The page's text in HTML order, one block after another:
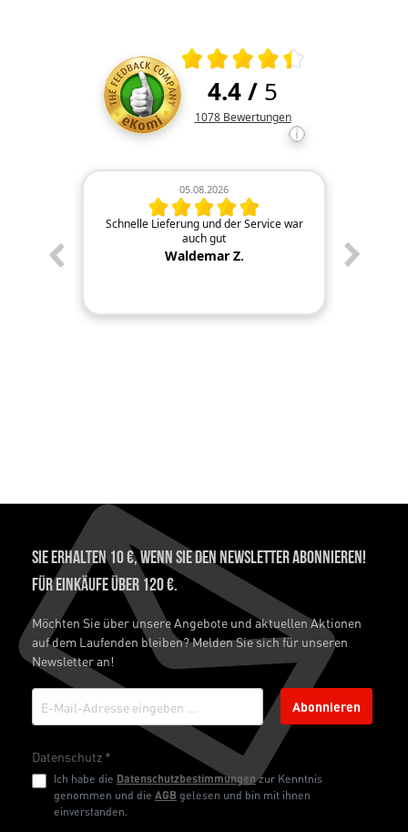
Kundenbewertungen und
Durchschnittliche Bewertung 4.4
4.4/ 5
1078 Bewertungen
05.08.2026
Schnelle Lieferung und der Service war
auch gut
Waldemar Z.
Sie erhalten 10 €, wenn Sie den Newsletter abonnieren!
Für Einkäufe über 120 €.
Möchten Sie über unsere Angebote und aktuellen Aktionen
auf dem Laufenden bleiben? Melden Sie sich für unseren
Newsletter an!
Abonnieren
Datenschutz *
Ich habe die Datenschutzbestimmungenzur Kenntnis
genommen und die AGBgelesen und bin mit ihnen
einverstanden.